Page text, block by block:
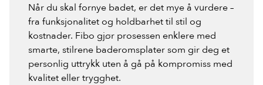
Når du skal fornye badet, er det mye å vurdere –
fra funksjonalitet og holdbarhet til stil og
kostnader. Fibo gjør prosessen enklere med
smarte, stilrene baderomsplater som gir deg et
personlig uttrykk uten å gå på kompromiss med
kvalitet eller trygghet.